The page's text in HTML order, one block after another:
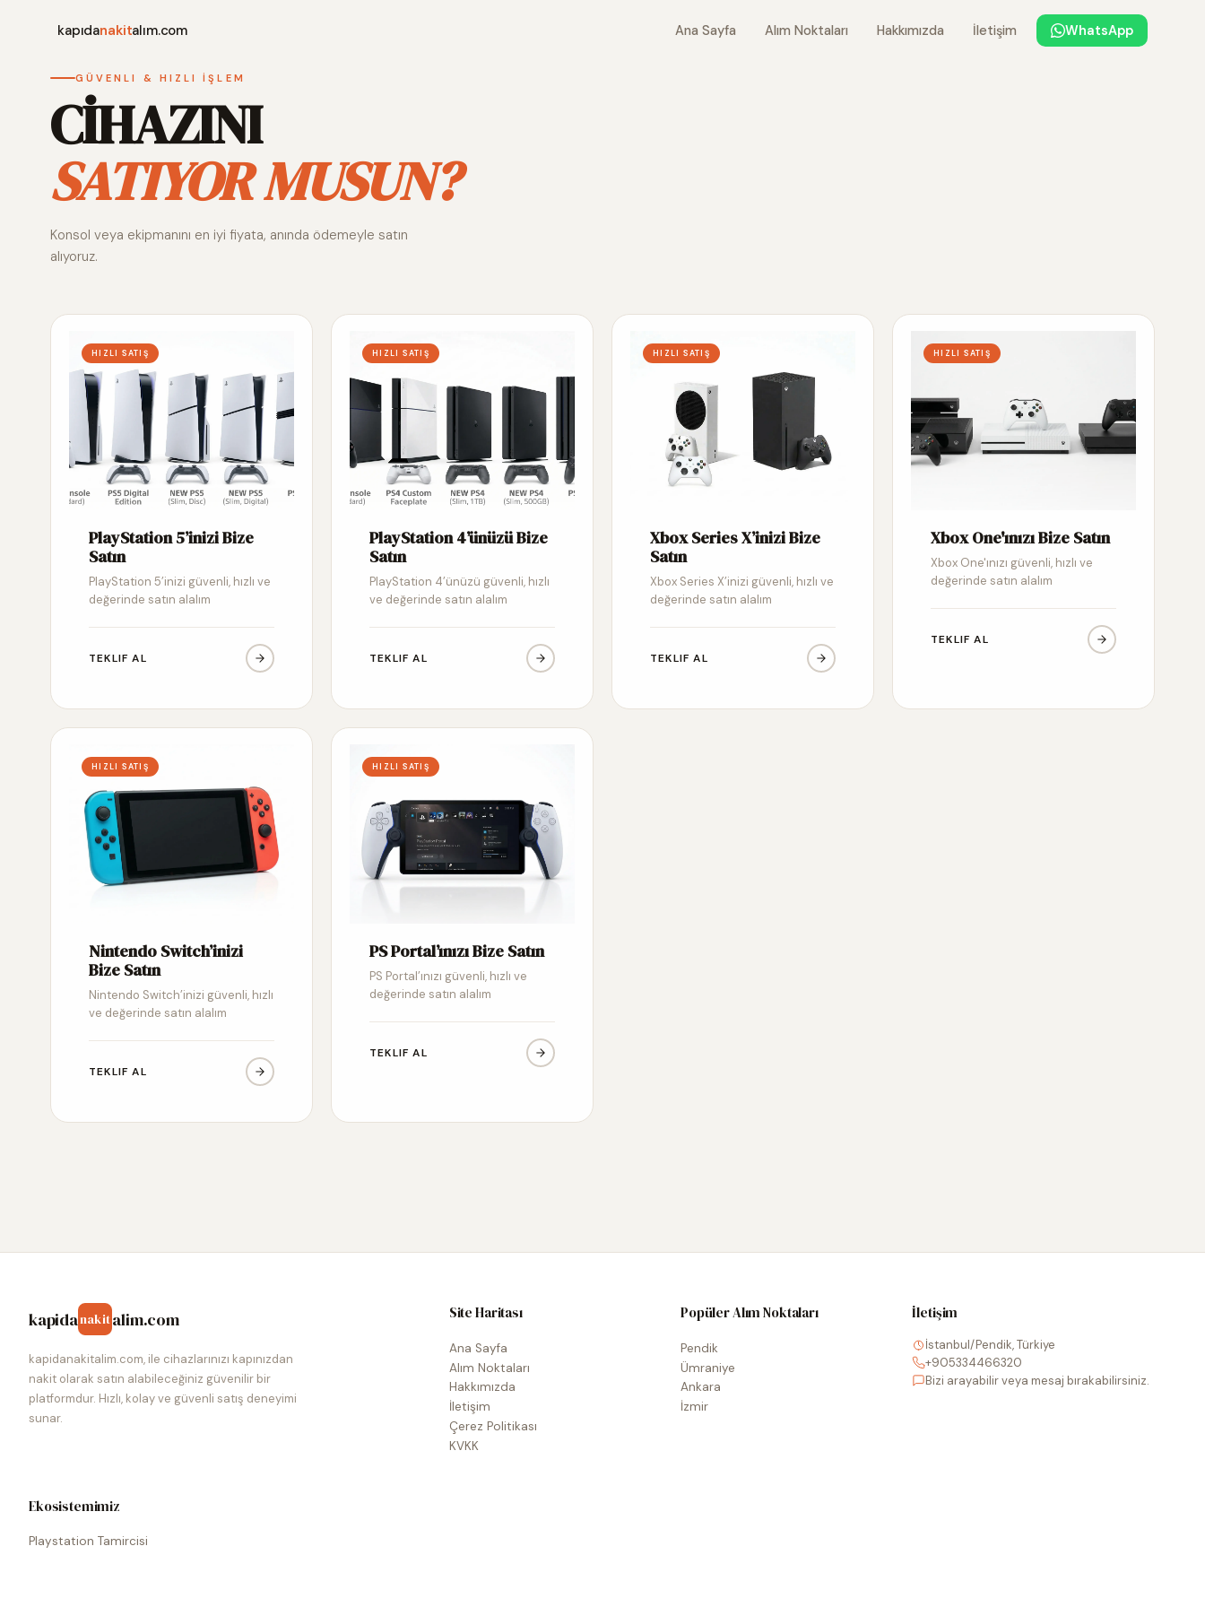
kapıdanakitalım.com Ana Sayfa Alım Noktaları Hakkımızda İletişim WhatsApp
GÜVENLI & HIZLI İŞLEM
CİHAZINI
SATIYOR MUSUN?
Konsol veya ekipmanını en iyi fiyata, anında ödemeyle satın
alıyoruz.
HIZLI SATIŞ
PlayStation 5’inizi Bize
Satın
PlayStation 5’inizi güvenli, hızlı ve
değerinde satın alalım
TEKLIF AL
HIZLI SATIŞ
PlayStation 4’ünüzü Bize
Satın
PlayStation 4’ünüzü güvenli, hızlı
ve değerinde satın alalım
TEKLIF AL
HIZLI SATIŞ
Xbox Series X’inizi Bize
Satın
Xbox Series X’inizi güvenli, hızlı ve
değerinde satın alalım
TEKLIF AL
HIZLI SATIŞ
Xbox One'ınızı Bize Satın
Xbox One'ınızı güvenli, hızlı ve
değerinde satın alalım
TEKLIF AL
HIZLI SATIŞ
Nintendo Switch’inizi
Bize Satın
Nintendo Switch’inizi güvenli, hızlı
ve değerinde satın alalım
TEKLIF AL
HIZLI SATIŞ
PS Portal’ınızı Bize Satın
PS Portal’ınızı güvenli, hızlı ve
değerinde satın alalım
TEKLIF AL
kapidanakitalim.com
kapidanakitalim.com, ile cihazlarınızı kapınızdan
nakit olarak satın alabileceğiniz güvenilir bir
platformdur. Hızlı, kolay ve güvenli satış deneyimi
sunar.
Site Haritası
Ana Sayfa
Alım Noktaları
Hakkımızda
İletişim
Çerez Politikası
KVKK
Popüler Alım Noktaları
Pendik
Ümraniye
Ankara
İzmir
İletişim
İstanbul/Pendik, Türkiye
+905334466320
Bizi arayabilir veya mesaj bırakabilirsiniz.
Ekosistemimiz
Playstation Tamircisi